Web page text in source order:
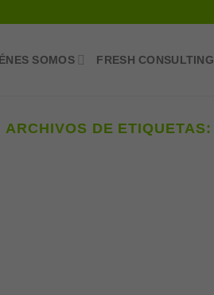
SOMOS FRESH CONSULTING
ARCHIVOS DE ETIQUETAS: